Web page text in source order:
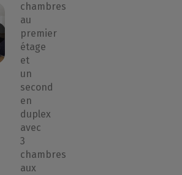
chambres
au
premier
étage
et
un
second
en
duplex
avec
3
chambres
aux